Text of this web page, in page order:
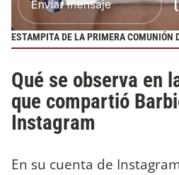
ESTAMPITA DE LA PRIMERA COMUNIÓN
Qué se observa en
que compartió
Instagram
En su cuenta de